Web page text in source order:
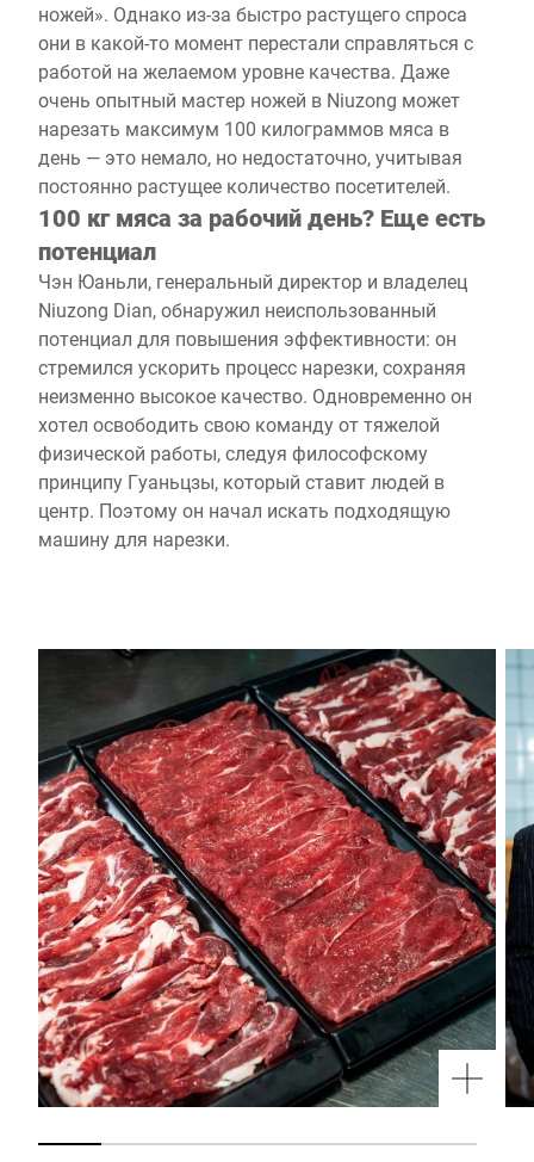
ножей». Однако из-за быстро растущего спроса
они в какой-то момент перестали справляться с
работой на желаемом уровне качества. Даже
очень опытный мастер ножей в Niuzong может
нарезать максимум 100 килограммов мяса в
день — это немало, но недостаточно, учитывая
постоянно растущее количество посетителей.
100 кг мяса за рабочий день? Еще есть
потенциал
Чэн Юаньли, генеральный директор и владелец
Niuzong Dian, обнаружил неиспользованный
потенциал для повышения эффективности: он
стремился ускорить процесс нарезки, сохраняя
неизменно высокое качество. Одновременно он
хотел освободить свою команду от тяжелой
физической работы, следуя философскому
принципу Гуаньцзы, который ставит людей в
центр. Поэтому он начал искать подходящую
машину для нарезки.